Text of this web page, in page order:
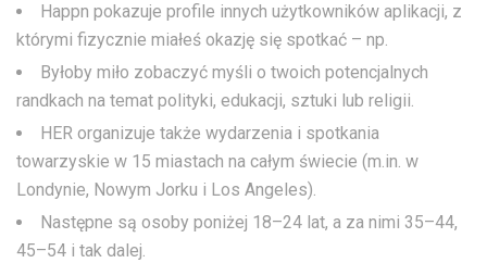
Happn pokazuje profile innych użytkowników aplikacji, z
którymi fizycznie miałeś okazję się spotkać – np.
Byłoby miło zobaczyć myśli o twoich potencjalnych
randkach na temat polityki, edukacji, sztuki lub religii.
HER organizuje także wydarzenia i spotkania
towarzyskie w 15 miastach na całym świecie (m.in. w
Londynie, Nowym Jorku i Los Angeles).
Następne są osoby poniżej 18–24 lat, a za nimi 35–44,
45–54 i tak dalej.